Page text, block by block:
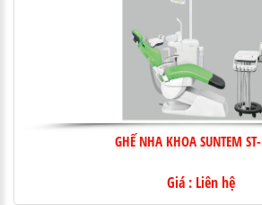
GHẾ NHA KHOA SUNTEM
Giá : Liên hệ